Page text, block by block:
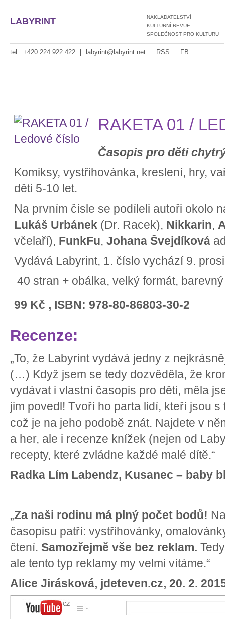
LABYRINT
NAKLADATELSTVÍ
KULTURNÍ REVUE
SPOLEČNOST PRO KULTURU
tel.: +420 224 922 422 labyrint@labyrint.net RSS FB
RAKETA 01 /
Časopis pro děti
Komiksy, vystřihovánka, kreslení, hry,
děti 5-10 let.
Na prvním čísle se podíleli autoři okolo
Lukáš Urbánek (Dr. Racek), Nikkarin,
včelaří), FunkFu, Johana Švejdíková
Vydává Labyrint, 1. číslo vychází 9.
40 stran + obálka, velký formát,
99 Kč , ISBN: 978-80-86803-30-2
Recenze:
„To, že Labyrint vydává jedny z
(…) Když jsem se tedy dozvěděla, že
vydávat i vlastní časopis pro děti, měla
jim povedl! Tvoří ho parta lidí, kteří jsou
což je na jeho podobě znát. Najdete v
a her, ale i recenze knížek (nejen od
recepty, které zvládne každé malé dítě.“
Radka Lím Labendz, Kusanec – baby
„Za naši rodinu má plný počet bodů!
časopisu patří: vystřihovánky,
čtení. Samozřejmě vše bez reklam.
ale tento typ reklamy my velmi vítáme.“
Alice Jirásková, jdeteven.cz, 20. 2.